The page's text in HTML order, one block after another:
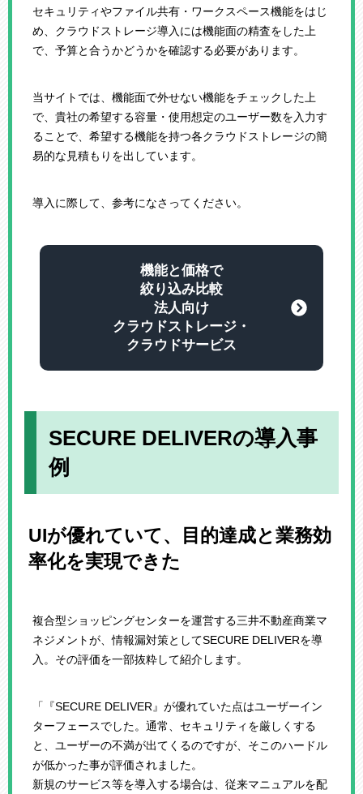
セキュリティやファイル共有・ワークスペース機能をはじ
め、クラウドストレージ導入には機能面の精査をした上
で、予算と合うかどうかを確認する必要があります。
当サイトでは、機能面で外せない機能をチェックした上
で、貴社の希望する容量・使用想定のユーザー数を入力す
ることで、希望する機能を持つ各クラウドストレージの簡
易的な見積もりを出しています。
導入に際して、参考になさってください。
機能と価格で
絞り込み比較
法人向け
クラウドストレージ・
クラウドサービス
SECURE DELIVERの導入事
例
UIが優れていて、目的達成と業務効
率化を実現できた
複合型ショッピングセンターを運営する三井不動産商業マ
ネジメントが、情報漏対策としてSECURE DELIVERを導
入。その評価を一部抜粋して紹介します。
「『SECURE DELIVER』が優れていた点はユーザーイン
ターフェースでした。通常、セキュリティを厳しくする
と、ユーザーの不満が出てくるのですが、そこのハードル
が低かった事が評価されました。
新規のサービス等を導入する場合は、従来マニュアルを配